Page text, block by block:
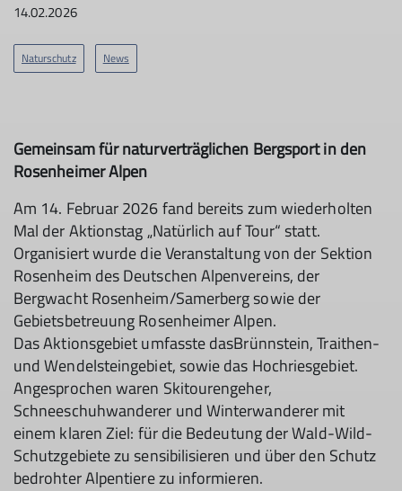
14.02.2026
Naturschutz News
Gemeinsam für naturverträglichen Bergsport in den
Rosenheimer Alpen
Am 14. Februar 2026 fand bereits zum wiederholten
Mal der Aktionstag „Natürlich auf Tour“ statt.
Organisiert wurde die Veranstaltung von der Sektion
Rosenheim des Deutschen Alpenvereins, der
Bergwacht Rosenheim/Samerberg sowie der
Gebietsbetreuung Rosenheimer Alpen.
Das Aktionsgebiet umfasste dasBrünnstein, Traithen-
und Wendelsteingebiet, sowie das Hochriesgebiet.
Angesprochen waren Skitourengeher,
Schneeschuhwanderer und Winterwanderer mit
einem klaren Ziel: für die Bedeutung der Wald-Wild-
Schutzgebiete zu sensibilisieren und über den Schutz
bedrohter Alpentiere zu informieren.